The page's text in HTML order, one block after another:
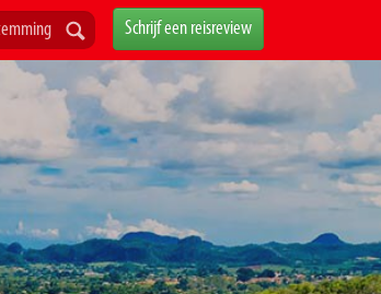
Schrijf een reisreview